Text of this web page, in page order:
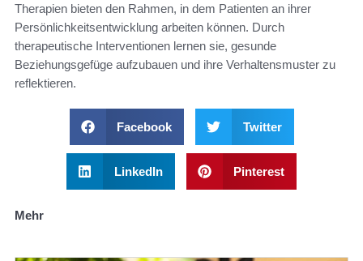
Therapien bieten den Rahmen, in dem Patienten an ihrer
Persönlichkeitsentwicklung arbeiten können. Durch
therapeutische Interventionen lernen sie, gesunde
Beziehungsgefüge aufzubauen und ihre Verhaltensmuster zu
reflektieren.
Facebook Twitter
LinkedIn Pinterest
Mehr